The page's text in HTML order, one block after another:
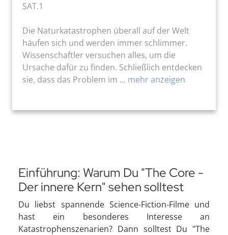
SAT.1
Die Naturkatastrophen überall auf der Welt
häufen sich und werden immer schlimmer.
Wissenschaftler versuchen alles, um die
Ursache dafür zu finden. Schließlich entdecken
sie, dass das Problem im ... mehr anzeigen
Einführung: Warum Du "The Core -
Der innere Kern" sehen solltest
Du liebst spannende Science-Fiction-Filme und
hast ein besonderes Interesse an
Katastrophenszenarien? Dann solltest Du "The